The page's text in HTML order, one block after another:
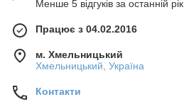
Менше 5 відгуків за останній рік
Працює з 04.02.2016
м. Хмельницький
Хмельницький, Україна
Контакти